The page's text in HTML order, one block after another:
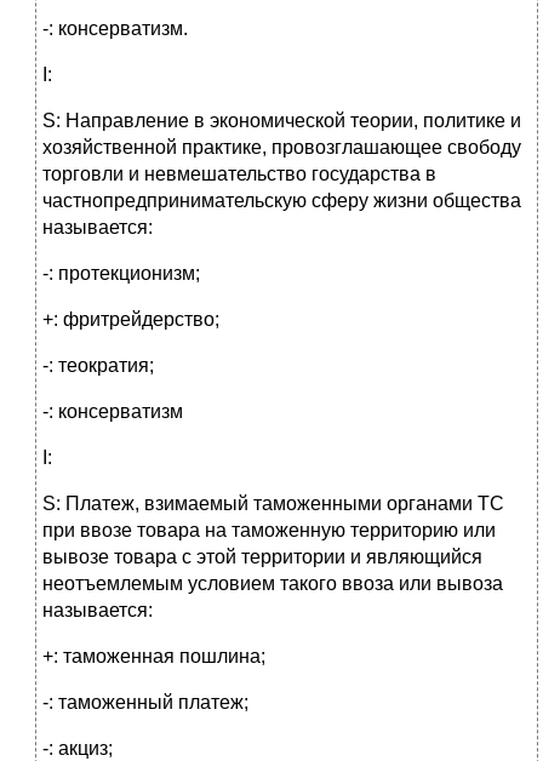
-: консерватизм.
I:
S: Направление в экономической теории, политике и
хозяйственной практике, провозглашающее свободу
торговли и невмешательство государства в
частнопредпринимательскую сферу жизни общества
называется:
-: протекционизм;
+: фритрейдерство;
-: теократия;
-: консерватизм
I:
S: Платеж, взимаемый таможенными органами ТС
при ввозе товара на таможенную территорию или
вывозе товара с этой территории и являющийся
неотъемлемым условием такого ввоза или вывоза
называется:
+: таможенная пошлина;
-: таможенный платеж;
-: акциз;